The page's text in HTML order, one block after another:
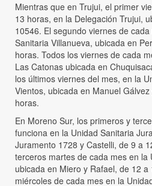
Mientras que en Trujui, el primer
13 horas, en la Delegación Trujui,
10546. El segundo viernes de
Sanitaria Villanueva, ubicada en
horas. Todos los viernes de cada
Las Catonas ubicada en
los últimos viernes del mes, en la
Vientos, ubicada en Manuel
horas.
En Moreno Sur, los primeros y
funciona en la Unidad Sanitaria
Juramento 1728 y Castelli, de 9 a
terceros martes de cada mes en la
ubicada en Miero y Rafael, de 12
miércoles de cada mes en la